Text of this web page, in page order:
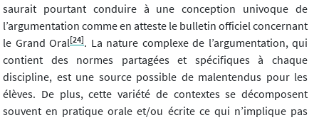
saurait pourtant conduire à une conception univoque de
l’argumentation comme en atteste le bulletin officiel concernant
le Grand Oral[24]. La nature complexe de l’argumentation, qui
contient des normes partagées et spécifiques à chaque
discipline, est une source possible de malentendus pour les
élèves. De plus, cette variété de contextes se décomposent
souvent en pratique orale et/ou écrite ce qui n’implique pas